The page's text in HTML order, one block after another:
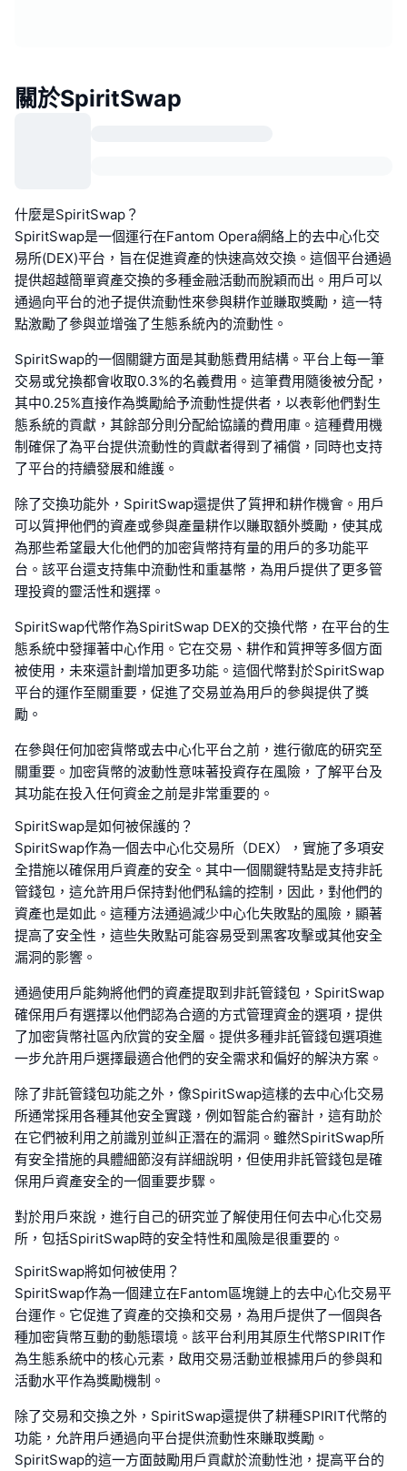
關於SpiritSwap
什麼是SpiritSwap？
SpiritSwap是一個運行在Fantom Opera網絡上的去中心化交
易所(DEX)平台，旨在促進資產的快速高效交換。這個平台通過
提供超越簡單資產交換的多種金融活動而脫穎而出。用戶可以
通過向平台的池子提供流動性來參與耕作並賺取獎勵，這一特
點激勵了參與並增強了生態系統內的流動性。
SpiritSwap的一個關鍵方面是其動態費用結構。平台上每一筆
交易或兌換都會收取0.3%的名義費用。這筆費用隨後被分配，
其中0.25%直接作為獎勵給予流動性提供者，以表彰他們對生
態系統的貢獻，其餘部分則分配給協議的費用庫。這種費用機
制確保了為平台提供流動性的貢獻者得到了補償，同時也支持
了平台的持續發展和維護。
除了交換功能外，SpiritSwap還提供了質押和耕作機會。用戶
可以質押他們的資產或參與產量耕作以賺取額外獎勵，使其成
為那些希望最大化他們的加密貨幣持有量的用戶的多功能平
台。該平台還支持集中流動性和重基幣，為用戶提供了更多管
理投資的靈活性和選擇。
SpiritSwap代幣作為SpiritSwap DEX的交換代幣，在平台的生
態系統中發揮著中心作用。它在交易、耕作和質押等多個方面
被使用，未來還計劃增加更多功能。這個代幣對於SpiritSwap
平台的運作至關重要，促進了交易並為用戶的參與提供了獎
勵。
在參與任何加密貨幣或去中心化平台之前，進行徹底的研究至
關重要。加密貨幣的波動性意味著投資存在風險，了解平台及
其功能在投入任何資金之前是非常重要的。
SpiritSwap是如何被保護的？
SpiritSwap作為一個去中心化交易所（DEX），實施了多項安
全措施以確保用戶資產的安全。其中一個關鍵特點是支持非託
管錢包，這允許用戶保持對他們私鑰的控制，因此，對他們的
資產也是如此。這種方法通過減少中心化失敗點的風險，顯著
提高了安全性，這些失敗點可能容易受到黑客攻擊或其他安全
漏洞的影響。
通過使用戶能夠將他們的資產提取到非託管錢包，SpiritSwap
確保用戶有選擇以他們認為合適的方式管理資金的選項，提供
了加密貨幣社區內欣賞的安全層。提供多種非託管錢包選項進
一步允許用戶選擇最適合他們的安全需求和偏好的解決方案。
除了非託管錢包功能之外，像SpiritSwap這樣的去中心化交易
所通常採用各種其他安全實踐，例如智能合約審計，這有助於
在它們被利用之前識別並糾正潛在的漏洞。雖然SpiritSwap所
有安全措施的具體細節沒有詳細說明，但使用非託管錢包是確
保用戶資產安全的一個重要步驟。
對於用戶來說，進行自己的研究並了解使用任何去中心化交易
所，包括SpiritSwap時的安全特性和風險是很重要的。
SpiritSwap將如何被使用？
SpiritSwap作為一個建立在Fantom區塊鏈上的去中心化交易平
台運作。它促進了資產的交換和交易，為用戶提供了一個與各
種加密貨幣互動的動態環境。該平台利用其原生代幣SPIRIT作
為生態系統中的核心元素，啟用交易活動並根據用戶的參與和
活動水平作為獎勵機制。
除了交易和交換之外，SpiritSwap還提供了耕種SPIRIT代幣的
功能，允許用戶通過向平台提供流動性來賺取獎勵。
SpiritSwap的這一方面鼓勵用戶貢獻於流動性池，提高平台的